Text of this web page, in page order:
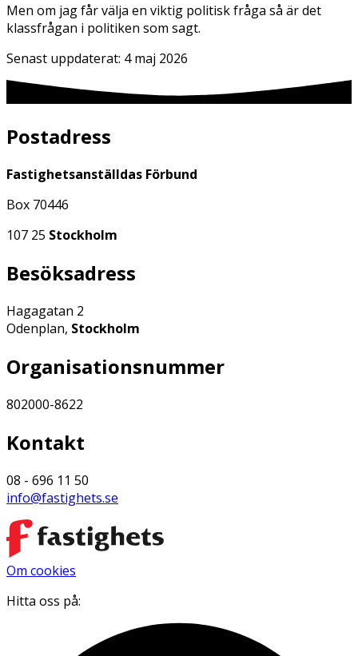
Men om jag får välja en viktig politisk fråga så är det
klassfrågan i politiken som sagt.
Senast uppdaterat: 4 maj 2026
Postadress
Fastighetsanställdas Förbund
Box 70446
107 25 Stockholm
Besöksadress
Hagagatan 2
Odenplan, Stockholm
Organisationsnummer
802000-8622
Kontakt
08 - 696 11 50
info@fastighets.se
Om cookies
Hitta oss på: